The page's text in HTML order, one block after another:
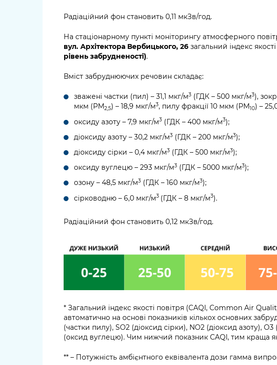
Радіаційний фон становить 0,11 мкЗв/год.
На стаціонарному пункті моніторингу атмосферного
вул. Архітектора Вербицького, 26 загальний індекс
рівень забрудненості).
Вміст забруднюючих речовин складає:
зважені частки (пил) – 31,1 мкг/м3 (ГДК – 500 мкг/м3),
мкм (PM2,5) – 18,9 мкг/м3, пилу фракції 10 мкм (PM10) –
оксиду азоту – 7,9 мкг/м3 (ГДК – 400 мкг/м3);
діоксиду азоту – 30,2 мкг/м3 (ГДК – 200 мкг/м3);
діоксиду сірки – 0,4 мкг/м3 (ГДК – 500 мкг/м3);
оксиду вуглецю – 293 мкг/м3 (ГДК – 5000 мкг/м3);
озону – 48,5 мкг/м3 (ГДК – 160 мкг/м3);
сірководню – 6,0 мкг/м3 (ГДК – 8 мкг/м3).
Радіаційний фон становить 0,12 мкЗв/год.
* Загальний індекс якості повітря (CAQI, Common Air
автоматично на основі показників кількох основних
(частки пилу), SO2 (діоксид сірки), NO2 (діоксид азоту),
(оксид вуглецю). Чим нижчий показник CAQI, тим краща
** – Потужність амбієнтного еквівалента дози гамма